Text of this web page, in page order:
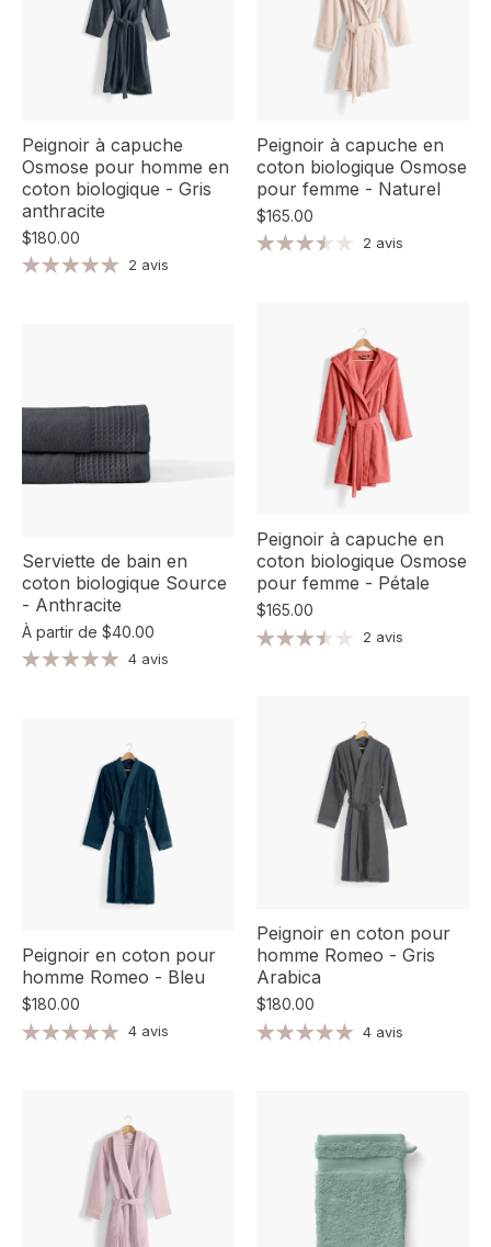
Peignoir à capuche
Osmose pour homme en
coton biologique - Gris
anthracite
$180.00
2 avis
Serviette de bain en
coton biologique Source
- Anthracite
À partir de $40.00
4 avis
Peignoir en coton pour
homme Romeo - Bleu
$180.00
4 avis
Peignoir à capuche en
coton biologique Osmose
pour femme - Naturel
$165.00
2 avis
Peignoir à capuche en
coton biologique Osmose
pour femme - Pétale
$165.00
2 avis
Peignoir en coton pour
homme Romeo - Gris
Arabica
$180.00
4 avis